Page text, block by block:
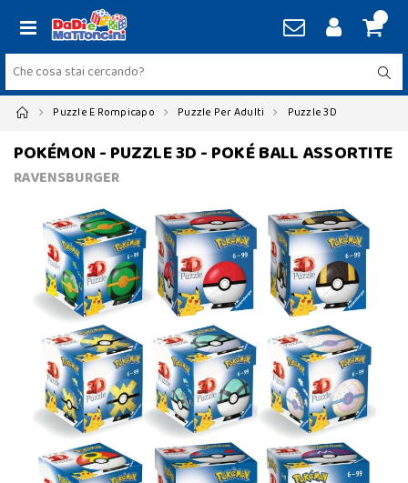
Puzzle E Rompicapo Puzzle Per Adulti Puzzle 3D
POKÉMON - PUZZLE 3D - POKÉ BALL ASSORTITE
RAVENSBURGER